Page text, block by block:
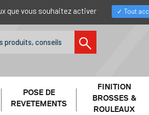
POSE DE
REVETEMENTS
FINITION
BROSSES &
ROULEAUX
que vous souhaitez activer Tout